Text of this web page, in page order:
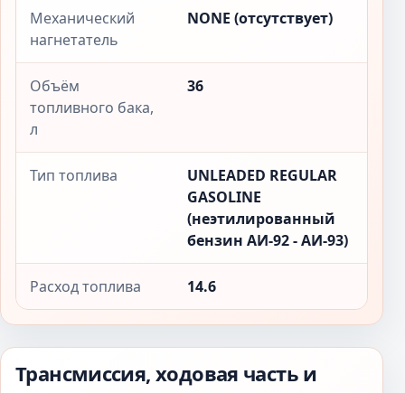
Механический
нагнетатель
NONE (отсутствует)
Объём
топливного бака,
л
36
Тип топлива
UNLEADED REGULAR
GASOLINE
(неэтилированный
бензин АИ-92 - АИ-93)
Расход топлива 14.6
Трансмиссия, ходовая часть и